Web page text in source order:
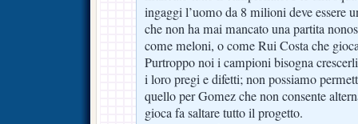
ingaggi l’uomo da 8 milioni deve essere
che non ha mai mancato una partita
come meloni, o come Rui Costa che
Purtroppo noi i campioni bisogna
i loro pregi e difetti; non possiamo
quello per Gomez che non consente
gioca fa saltare tutto il progetto.